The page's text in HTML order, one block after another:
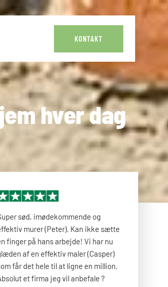
KONTAKT
hver dag
sød, imødekommende og
murer (Peter). Kan ikke sætte
finger på hans arbejde! Vi har nu
af en effektiv maler (Casper)
får det hele til at ligne en million.
et firma jeg vil anbefale ?